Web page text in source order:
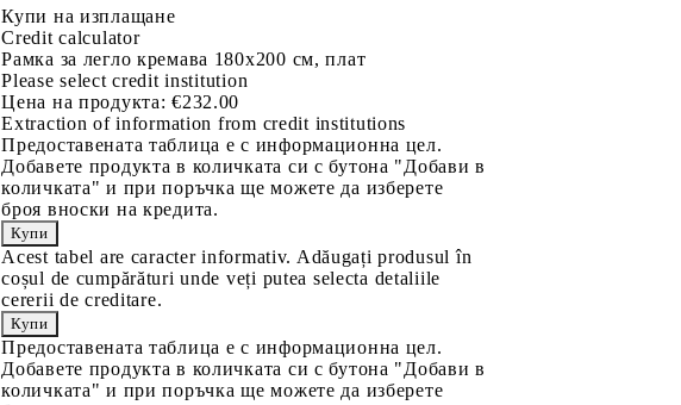
Купи на изплащане
Credit calculator
Рамка за легло кремава 180x200 см, плат
Please select credit institution
Цена на продукта: €232.00
Extraction of information from credit institutions
Предоставената таблица е с информационна цел.
Добавете продукта в количката си с бутона "Добави в
количката" и при поръчка ще можете да изберете
броя вноски на кредита.
Acest tabel are caracter informativ. Adăugați produsul în
coșul de cumpărături unde veți putea selecta detaliile
cererii de creditare.
Предоставената таблица е с информационна цел.
Добавете продукта в количката си с бутона "Добави в
количката" и при поръчка ще можете да изберете